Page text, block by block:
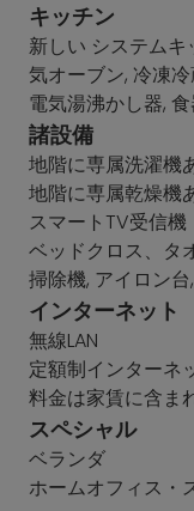
キッチン
新しい システム
気オーブン, 冷凍
電気湯沸かし器,
諸設備
地階に専属洗濯機
地階に専属乾燥機
スマートTV受信機
ベッドクロス、タ
掃除機, アイロン
インターネット
無線LAN
定額制インターネ
料金は家賃に含ま
スペシャル
ベランダ
ホームオフィス・